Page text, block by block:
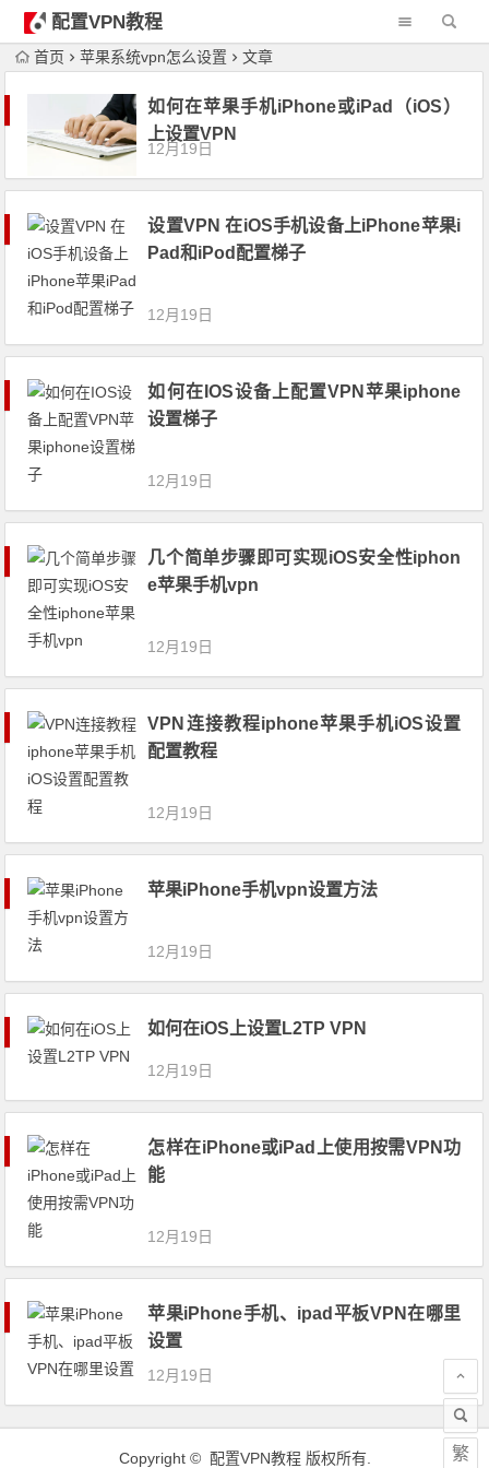
配置VPN教程
首页 苹果系统vpn怎么设置 文章
如何在苹果手机iPhone或iPad（iOS）
上设置VPN
12月19日
设置VPN 在iOS手机设备上iPhone苹果i
Pad和iPod配置梯子
12月19日
如何在IOS设备上配置VPN苹果iphone
设置梯子
12月19日
几个简单步骤即可实现iOS安全性iphon
e苹果手机vpn
12月19日
VPN连接教程iphone苹果手机iOS设置
配置教程
12月19日
苹果iPhone手机vpn设置方法
12月19日
如何在iOS上设置L2TP VPN
12月19日
怎样在iPhone或iPad上使用按需VPN功
能
12月19日
苹果iPhone手机、ipad平板VPN在哪里
设置
12月19日
Copyright © 配置VPN教程版权所有. 繁